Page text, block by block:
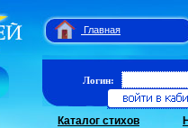
Главная
Логин:
Каталог стихов